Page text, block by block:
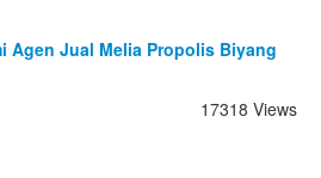
Agen Jual Melia Propolis Biyang
17318 Views